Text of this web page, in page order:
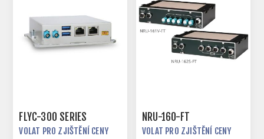
FLYC-300 SERIES
VOLAT PRO ZJIŠTĚNÍ CENY
NRU-160-FT
VOLAT PRO ZJIŠTĚNÍ CENY